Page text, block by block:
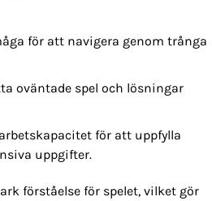
för att navigera genom trånga
oväntade spel och lösningar
för att uppfylla
uppgifter.
förståelse för spelet, vilket gör